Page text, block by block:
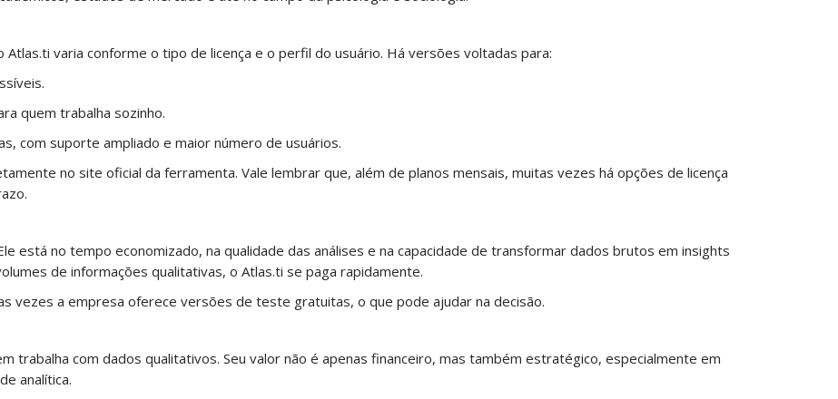
varia conforme o tipo de licença e o perfil do usuário. Há versões voltadas para:
quem trabalha sozinho.
com suporte ampliado e maior número de usuários.
no site oficial da ferramenta. Vale lembrar que, além de planos mensais, muitas vezes há opções de licença
está no tempo economizado, na qualidade das análises e na capacidade de transformar dados brutos em insights
de informações qualitativas, o Atlas.ti se paga rapidamente.
vezes a empresa oferece versões de teste gratuitas, o que pode ajudar na decisão.
trabalha com dados qualitativos. Seu valor não é apenas financeiro, mas também estratégico, especialmente em
analítica.